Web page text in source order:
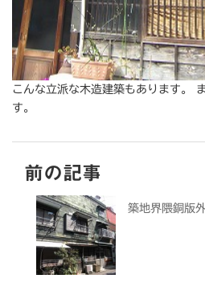
こんな立派な木造建築もあります。
す。
前の記事
築地界隈銅版